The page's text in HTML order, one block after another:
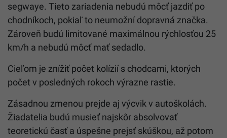
segwaye. Tieto zariadenia nebudú môcť jazdiť po
chodníkoch, pokiaľ to neumožní dopravná značka.
Zároveň budú limitované maximálnou rýchlosťou 25
km/h a nebudú môcť mať sedadlo.
Cieľom je znížiť počet kolízií s chodcami, ktorých
počet v posledných rokoch výrazne rastie.
Zásadnou zmenou prejde aj výcvik v autoškolách.
Žiadatelia budú musieť najskôr absolvovať
teoretickú časť a úspešne prejsť skúškou, až potom